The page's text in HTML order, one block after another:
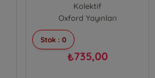
New Semi-Bilingual
Dictionary Designed for
Turkish-Speaking Learners
of English Oxford
Kolektif
Oxford Yayınları
Stok : 0
₺735,00